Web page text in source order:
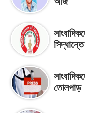
তোলপাড়